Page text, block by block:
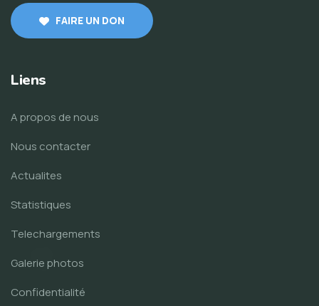
FAIRE UN DON
Liens
A propos de nous
Nous contacter
Actualites
Statistiques
Telechargements
Galerie photos
Confidentialité